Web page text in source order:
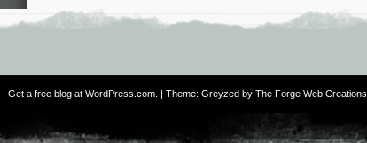
Get a free blog at WordPress.com . | Theme: Greyzed by The Forge Web Creations